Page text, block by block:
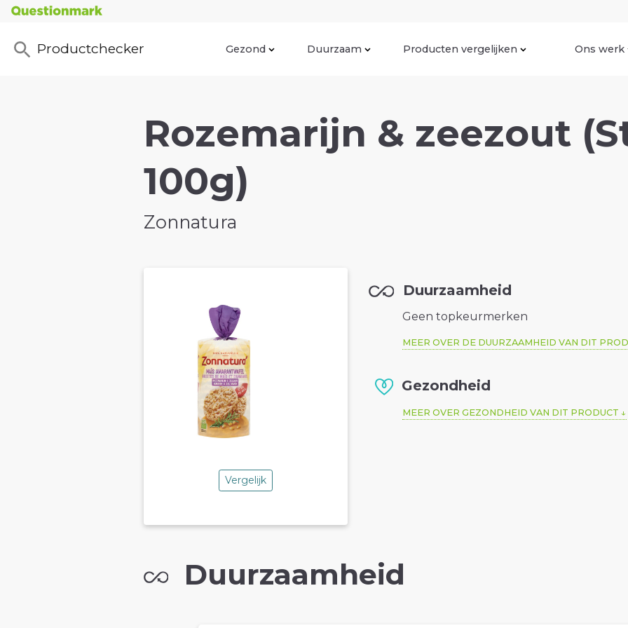
Productchecker Gezond Duurzaam Producten vergelijken Ons werk
Rozemarijn & zeezout
100g)
Zonnatura
Vergelijk
Duurzaamheid
Geen topkeurmerken
MEER OVER DE DUURZAAMHEID VAN DIT
Gezondheid
MEER OVER GEZONDHEID VAN DIT PRODUCT
Duurzaamheid